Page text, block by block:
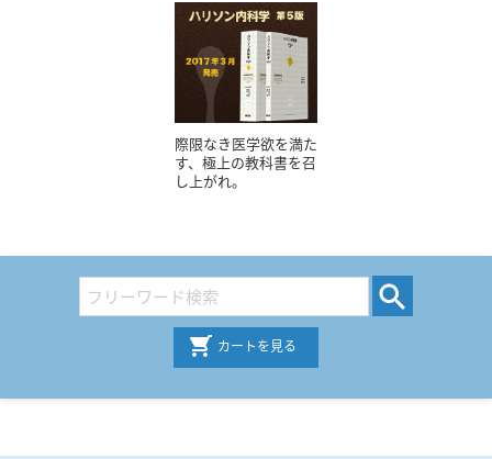
際限なき医学欲を満た
す、極上の教科書を召
し上がれ。
カートを見る